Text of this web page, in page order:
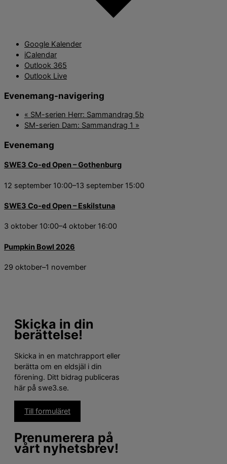
Google Kalender
iCalendar
Outlook 365
Outlook Live
Evenemang-navigering
« SM-serien Herr: Sammandrag 5b
SM-serien Dam: Sammandrag 1 »
Evenemang
SWE3 Co-ed Open – Gothenburg
12 september 10:00–13 september 15:00
SWE3 Co-ed Open – Eskilstuna
3 oktober 10:00–4 oktober 16:00
Pumpkin Bowl 2026
29 oktober–1 november
Skicka in din
berättelse!
Skicka in en matchrapport eller
berätta om en eldsjäl i din
förening. Ditt bidrag publiceras
här på swe3.se.
Till formuläret
Prenumerera på
vårt nyhetsbrev!